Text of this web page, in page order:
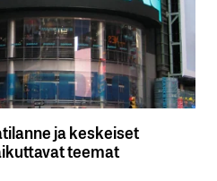
ja keskeiset
teemat